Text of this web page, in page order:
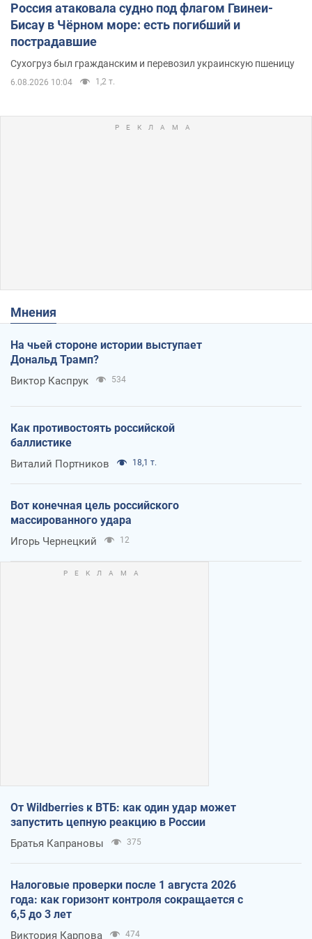
Россия атаковала судно под флагом Гвинеи-
Бисау в Чёрном море: есть погибший и
пострадавшие
Сухогруз был гражданским и перевозил украинскую пшеницу
6.08.2026 10:04 1,2 т.
Мнения
На чьей стороне истории выступает
Дональд Трамп?
Виктор Каспрук 534
Как противостоять российской
баллистике
Виталий Портников 18,1 т.
Вот конечная цель российского
массированного удара
Игорь Чернецкий 12
От Wildberries к ВТБ: как один удар может
запустить цепную реакцию в России
Братья Капрановы 375
Налоговые проверки после 1 августа 2026
года: как горизонт контроля сокращается с
6,5 до 3 лет
Виктория Карпова 474